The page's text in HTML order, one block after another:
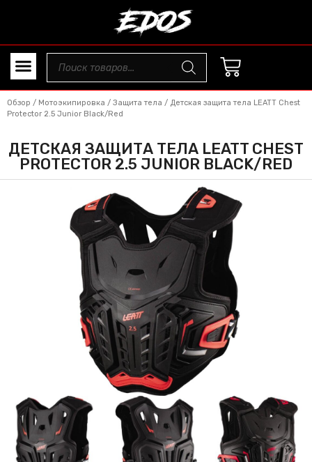
Обзор / Мотоэкипировка / Защита тела / Детская защита тела LEATT Chest
Protector 2.5 Junior Black/Red
ДЕТСКАЯ ЗАЩИТА ТЕЛА LEATT CHEST
PROTECTOR 2.5 JUNIOR BLACK/RED